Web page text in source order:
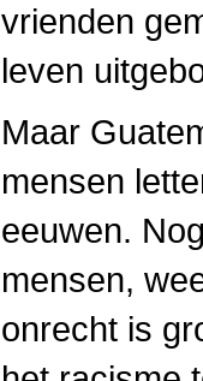
vrienden
leven
Maar
mensen
eeuwen.
mensen,
onrecht is